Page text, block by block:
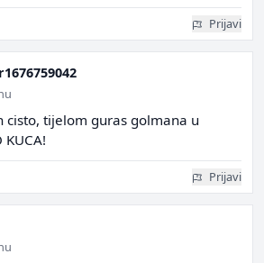
Prijavi
cisto, tijelom guras golmana u
KUCA!
Prijavi